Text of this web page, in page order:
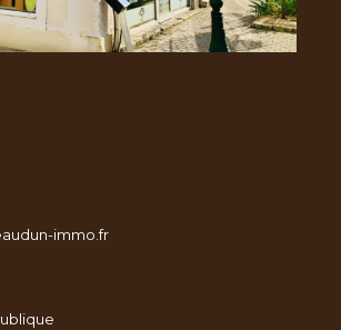
immo.fr